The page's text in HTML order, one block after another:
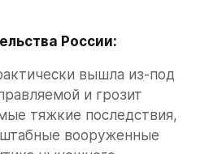
России:
вышла из-под
и грозит
тяжкие последствия,
вооруженные